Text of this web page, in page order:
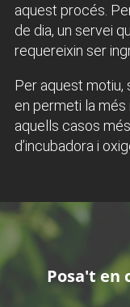
aquest procés.
de dia, un servei
requereixin ser
Per aquest motiu,
en permeti la
aquells casos
d’incubadora i
Posa't en